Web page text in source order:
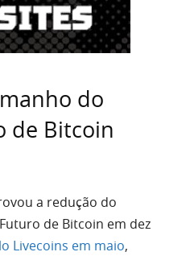
do
de Bitcoin
a redução do
de Bitcoin em dez
Livecoins em maio,